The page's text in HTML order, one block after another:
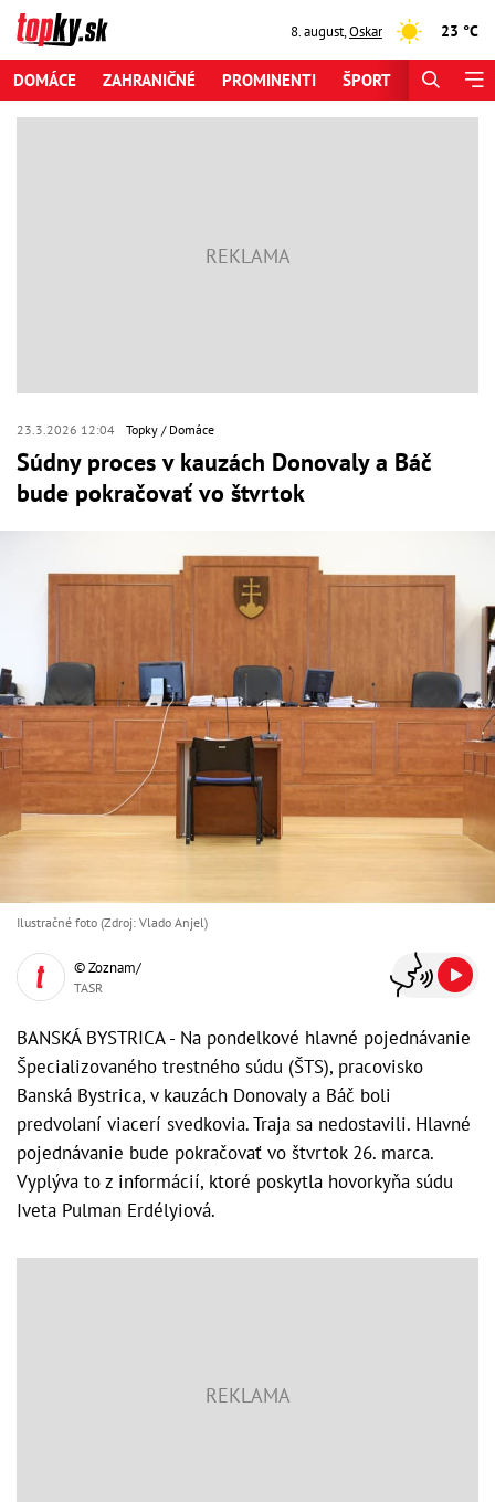
8. august,Oskar 23 °C
DOMÁCE ZAHRANIČNÉ PROMINENTI ŠPORT
23.3.2026 12:04 Topky Domáce
Súdny proces v kauzách Donovaly a Báč
bude pokračovať vo štvrtok
Ilustračné foto (Zdroj: Vlado Anjel)
© Zoznam/
TASR
BANSKÁ BYSTRICA - Na pondelkové hlavné pojednávanie
Špecializovaného trestného súdu (ŠTS), pracovisko
Banská Bystrica, v kauzách Donovaly a Báč boli
predvolaní viacerí svedkovia. Traja sa nedostavili. Hlavné
pojednávanie bude pokračovať vo štvrtok 26. marca.
Vyplýva to z informácií, ktoré poskytla hovorkyňa súdu
Iveta Pulman Erdélyiová.